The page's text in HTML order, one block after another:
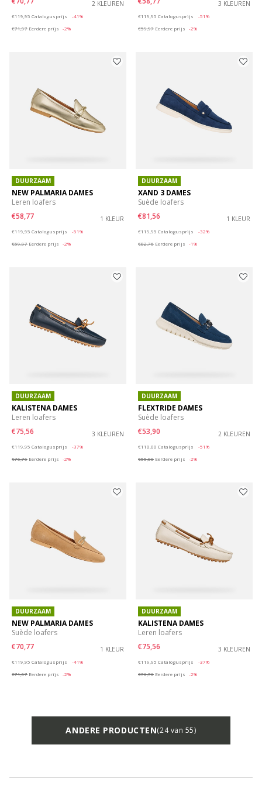
2 KLEUREN
€119,95 Catalogusprijs
-41%
€71,97 Eerdere prijs -2%
3 KLEUREN
€119,95 Catalogusprijs
-51%
€59,97 Eerdere prijs -2%
DUURZAAM
NEW PALMARIA DAMES
Leren loafers
€58,77
1 KLEUR
€119,95 Catalogusprijs
-51%
€59,97 Eerdere prijs -2%
DUURZAAM
XAND 3 DAMES
Suède loafers
€81,56
1 KLEUR
€119,95 Catalogusprijs
-32%
€82,76 Eerdere prijs -1%
DUURZAAM
KALISTENA DAMES
Leren loafers
€75,56
3 KLEUREN
€119,95 Catalogusprijs
-37%
€76,76 Eerdere prijs -2%
DUURZAAM
FLEXTRIDE DAMES
Suède loafers
€53,90
2 KLEUREN
€110,00 Catalogusprijs
-51%
€55,00 Eerdere prijs -2%
DUURZAAM
NEW PALMARIA DAMES
Suède loafers
€70,77
1 KLEUR
€119,95 Catalogusprijs
-41%
€71,97 Eerdere prijs -2%
DUURZAAM
KALISTENA DAMES
Leren loafers
€75,56
3 KLEUREN
€119,95 Catalogusprijs
-37%
€76,76 Eerdere prijs -2%
ANDERE PRODUCTEN(24 van 55)